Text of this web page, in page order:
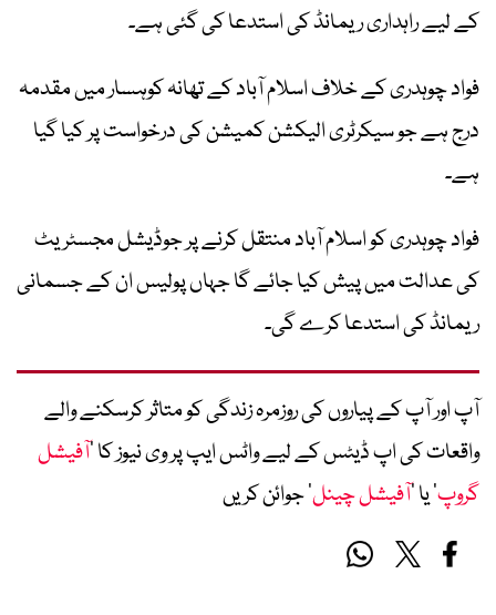
کے لیے راہداری ریمانڈ کی استدعا کی گئی ہے۔
فواد چوہدری کے خلاف اسلام آباد کے تھانہ کوہسار میں مقدمہ
درج ہے جو سیکرٹری الیکشن کمیشن کی درخواست پر کیا گیا
ہے۔
فواد چوہدری کو اسلام آباد منتقل کرنے پر جوڈیشل مجسٹریٹ
کی عدالت میں پیش کیا جائے گا جہاں پولیس ان کے جسمانی
ریمانڈ کی استدعا کرے گی۔
آپ اور آپ کے پیاروں کی روزمرہ زندگی کو متاثر کرسکنے والے
واقعات کی اپ ڈیٹس کے لیے واٹس ایپ پر وی نیوز کا ’آفیشل
گروپ‘ یا ’آفیشل چینل‘ جوائن کریں